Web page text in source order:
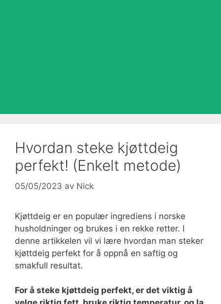
Hvordan steke kjøttdeig
perfekt! (Enkelt metode)
05/05/2023 av Nick
Kjøttdeig er en populær ingrediens i norske
husholdninger og brukes i en rekke retter. I
denne artikkelen vil vi lære hvordan man steker
kjøttdeig perfekt for å oppnå en saftig og
smakfull resultat.
For å steke kjøttdeig perfekt, er det viktig å